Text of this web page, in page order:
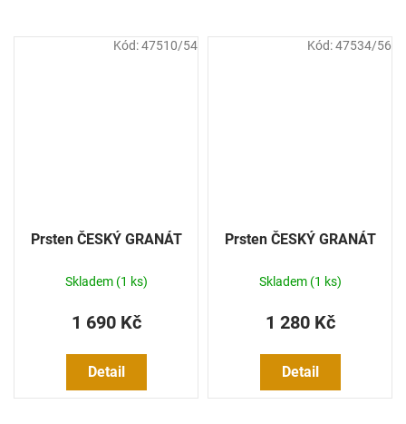
Prsten ČESKÝ GRANÁT
Skladem (1 ks)
1 690 Kč
Detail
Kód:47510/54
Prsten ČESKÝ GRANÁT
Skladem (1 ks)
1 280 Kč
Detail
Kód:47534/56